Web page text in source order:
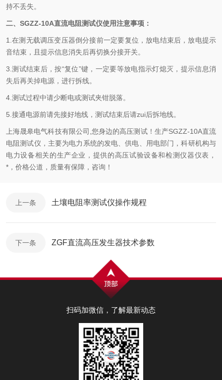
持不丢失。
二、SGZZ-10A直流电阻测试仪使用注意事项：
1.在测无载调压变压器倒分接前一定要复位，放电结束后，放电提示
音结束，且提示信息消失后再切换分接开关。
3.测试结束后，按“复位”键，一定要等放电指示灯熄灭，提示信息消
失后再关掉电源，进行拆线。
4.测试过程中请少断电或测试夹钳脱落。
5.接通电源前请先接好地线，测试结束后请zui后拆地线。
上海晟皋电气科技有限公司,您身边的高压测试！生产SGZZ-10A直流
电阻测试仪 ，主要为电力系统的发电、供电、用电部门，科研机构与
电力设备相关的生产企业，提供的高压试验设备和检测仪器仪表，
*，价格公道，质量有保障，咨询！
上一条 土壤电阻率测试仪操作规程
下一条 ZGF直流高压发生器技术参数
扫码加微信，了解最新动态